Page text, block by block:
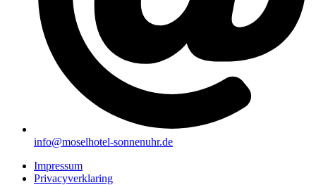
info@moselhotel-sonnenuhr.de
Impressum
Privacyverklaring